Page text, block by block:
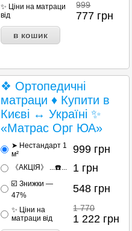
✨ Ціни на матраци
від
999
777 грн
❖ Ортопедичні
матраци ♦ Купити в
Києві ↔ Україні ✨
«Матрас Орг ЮА»
➤ Нестандарт 1
м²
999 грн
《АКЦІЯ》 ...☎️... 1 грн
☑️ Знижки —
47%
548 грн
✨ Ціни на
матраци від
1 770
1 222 грн